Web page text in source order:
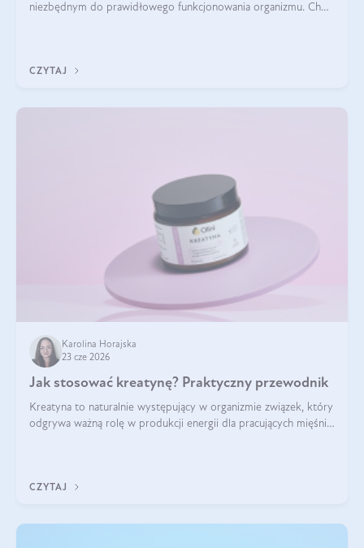
niezbędnym do prawidłowego funkcjonowania organizmu. Choć
CZYTAJ
Karolina Horajska
23 cze 2026
Jak stosować kreatynę? Praktyczny przewodnik
Kreatyna to naturalnie występujący w organizmie związek, który
odgrywa ważną rolę w produkcji energii dla pracujących mięśni.
CZYTAJ